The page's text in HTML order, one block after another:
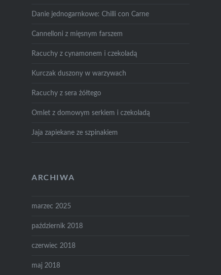
Danie jednogarnkowe: Chilli con Carne
Cannelloni z mięsnym farszem
Racuchy z cynamonem i czekoladą
Kurczak duszony w warzywach
Racuchy z sera żółtego
Omlet z domowym serkiem i czekoladą
Jaja zapiekane ze szpinakiem
ARCHIWA
marzec 2025
październik 2018
czerwiec 2018
maj 2018